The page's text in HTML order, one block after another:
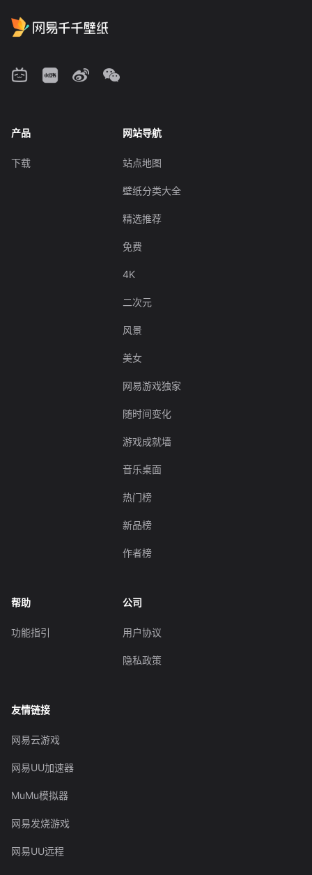
产品
下载
网站导航
站点地图
壁纸分类大全
精选推荐
免费
4K
二次元
风景
美女
网易游戏独家
随时间变化
游戏成就墙
音乐桌面
热门榜
新品榜
作者榜
帮助
功能指引
公司
用户协议
隐私政策
友情链接
网易云游戏
网易UU加速器
MuMu模拟器
网易发烧游戏
网易UU远程